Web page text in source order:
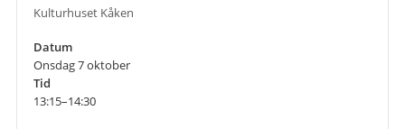
Kulturhuset Kåken
Datum
Onsdag 7 oktober
Tid
13:15–14:30